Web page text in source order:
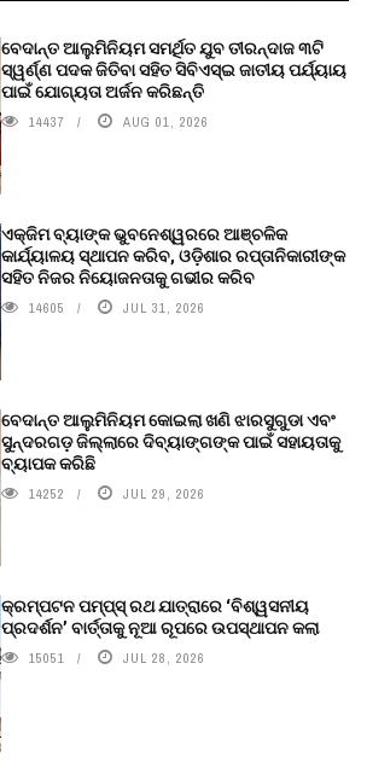
ବେଦାନ୍ତ ଆଲୁମିନିୟମ ସମର୍ଥିତ ଯୁବ ତୀରନ୍ଦାଜ ୩ଟି
ସ୍ୱର୍ଣ୍ଣ ପଦକ ଜିତିବା ସହିତ ସିବିଏସ୍ଇ ଜାତୀୟ ପର୍ଯ୍ୟାୟ
ପାଇଁ ଯୋଗ୍ୟତା ଅର୍ଜନ କରିଛନ୍ତି
14437 AUG 01, 2026
ଏକ୍ଜିମ ବ୍ୟାଙ୍କ ଭୁବନେଶ୍ୱରରେ ଆଞ୍ଚଳିକ
କାର୍ଯ୍ୟାଳୟ ସ୍ଥାପନ କରିବ, ଓଡ଼ିଶାର ରପ୍ତାନିକାରୀଙ୍କ
ସହିତ ନିଜର ନିୟୋଜନତାକୁ ଗଭୀର କରିବ
14605 JUL 31, 2026
ବେଦାନ୍ତ ଆଲୁମିନିୟମ କୋଇଲା ଖଣି ଝାରସୁଗୁଡା ଏବଂ
ସୁନ୍ଦରଗଡ଼ ଜିଲ୍ଲାରେ ଦିବ୍ୟାଙ୍ଗଙ୍କ ପାଇଁ ସହାୟତାକୁ
ବ୍ୟାପକ କରିଛି
14252 JUL 29, 2026
କ୍ରମ୍ପଟନ ପମ୍ପ୍‌ସ୍‌ ରଥ ଯାତ୍ରାରେ ‘ବିଶ୍ୱସନୀୟ
ପ୍ରଦର୍ଶନ’ ବାର୍ତ୍ତାକୁ ନୂଆ ରୂପରେ ଉପସ୍ଥାପନ କଲା
15051 JUL 28, 2026